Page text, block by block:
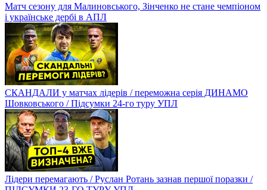
Матч сезону для Малиновського, Зінченко не стане чемпіоном
і українське дербі в АПЛ
СКАНДАЛИ у матчах лідерів / переможна серія ДИНАМО
Шовковського / Підсумки 24-го туру УПЛ
Лідери перемагають / Руслан Ротань зазнав першої поразки /